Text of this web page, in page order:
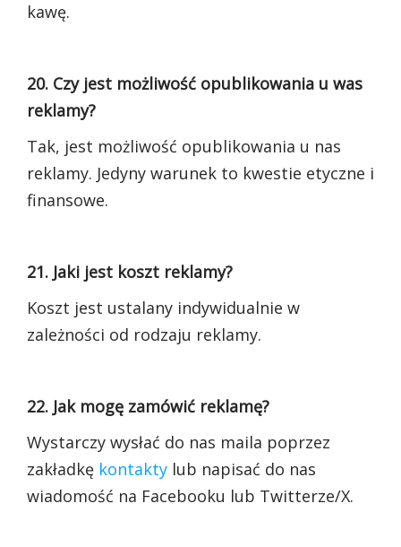
kawę.
20. Czy jest możliwość opublikowania u was
reklamy?
Tak, jest możliwość opublikowania u nas
reklamy. Jedyny warunek to kwestie etyczne i
finansowe.
21. Jaki jest koszt reklamy?
Koszt jest ustalany indywidualnie w
zależności od rodzaju reklamy.
22. Jak mogę zamówić reklamę?
Wystarczy wysłać do nas maila poprzez
zakładkę kontakty lub napisać do nas
wiadomość na Facebooku lub Twitterze/X.